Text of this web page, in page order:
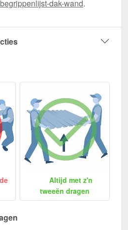
dak-wand.
Altijd met z'n
tweeën dragen